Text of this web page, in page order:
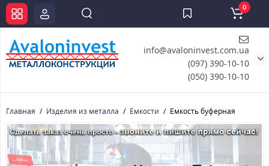
info@avaloninvest.com.ua
(097) 390-10-10
(050) 390-10-10
0
Главная Изделия из металла Емкости Емкость буферная